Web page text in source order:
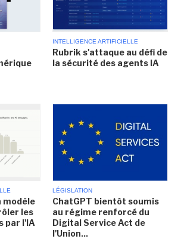
INTELLIGENCE ARTIFICIELLE
Rubrik s'attaque au défi de
la sécurité des agents IA
modèle
les
par l'IA
LÉGISLATION
ChatGPT bientôt soumis
au régime renforcé du
Digital Service Act de
l'Union...